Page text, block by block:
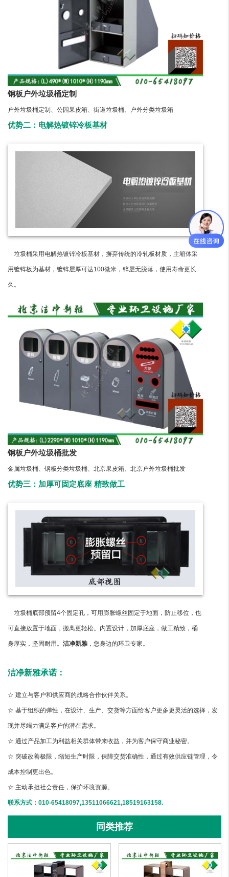
钢板户外垃圾桶定制
户外垃圾桶定制、公园果皮箱、街道垃圾桶、户外分类垃圾箱
优势二：电解热镀锌冷板基材
垃圾桶采用电解热镀锌冷板基材，摒弃传统的冷轧板材质，主箱体采
用镀锌板为基材，镀锌层厚可达100微米，锌层无脱落，使用寿命更长
久。
钢板户外垃圾桶批发
金属垃圾桶、钢板分类垃圾桶、北京果皮箱、北京户外垃圾桶批发
优势三：加厚可固定底座 精致做工
垃圾桶底部预留4个固定孔，可用膨胀螺丝固定于地面，防止移位，也
可直接放置于地面，搬离更轻松。内置设计，加厚底座，做工精致，桶
身厚实，坚固耐用。 洁净新雅，您身边的环卫专家。
洁净新雅承诺：
☆ 建立与客户和供应商的战略合作伙伴关系。
☆ 基于组织的弹性，在设计、生产、交货等方面给客户更多更灵活的选择，发
现并尽竭力满足客户的潜在需求。
☆ 通过产品加工为利益相关群体带来收益，并为客户保守商业秘密。
☆ 突破改善极限，缩短生产时限，保障交货准确性，通过有效供应链管理，令
成本控制更出色。
☆ 主动承担社会责任，保护环境资源。
联系方式：010-65418097,13511066621,18519163158.
同类推荐